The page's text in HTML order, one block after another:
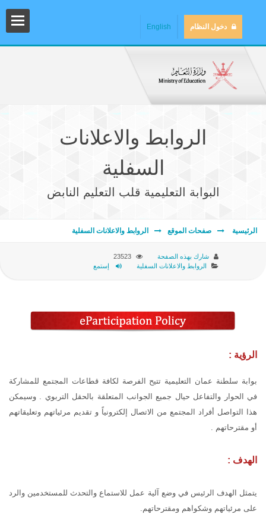
دخول النظام English
الروابط والاعلانات
السفلية
البوابة التعليمية قلب التعليم النابض
الرئيسية صفحات الموقع الروابط والاعلانات السفلية
شارك بهذه الصفحة
23523
الروابط والاعلانات السفلية
إستمع
الرؤية :
بوابة سلطنة عمان التعليمية تتيح الفرصة لكافة قطاعات المجتمع للمشاركة
في الحوار والتفاعل حيال جميع الجوانب المتعلقة بالحقل التربوي . وسيمكن
هذا التواصل أفراد المجتمع من الاتصال إلكترونياً و تقديم مرئياتهم وتعليقاتهم
أو مقترحاتهم .
الهدف :
يتمثل الهدف الرئيس في وضع آلية عمل للاستماع والتحدث للمستخدمين والرد
على مرئياتهم وشكواهم ومقترحاتهم.